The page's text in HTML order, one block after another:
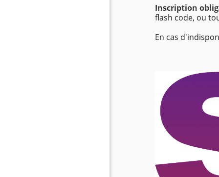
Inscription
flash code, ou
En cas